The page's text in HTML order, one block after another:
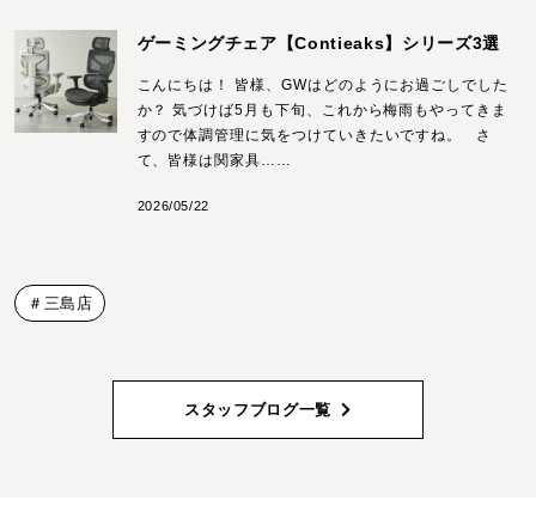
ゲーミングチェア【Contieaks】シリーズ3選
こんにちは！ 皆様、GWはどのようにお過ごしでした
か？ 気づけば5月も下旬、これから梅雨もやってきま
すので体調管理に気をつけていきたいですね。 さ
て、皆様は関家具……
2026/05/22
＃三島店
スタッフブログ一覧